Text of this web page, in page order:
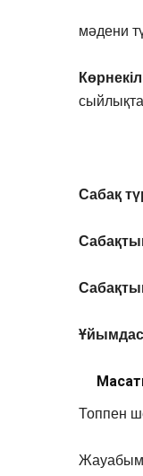
мәдени
Сабақ
Топпен